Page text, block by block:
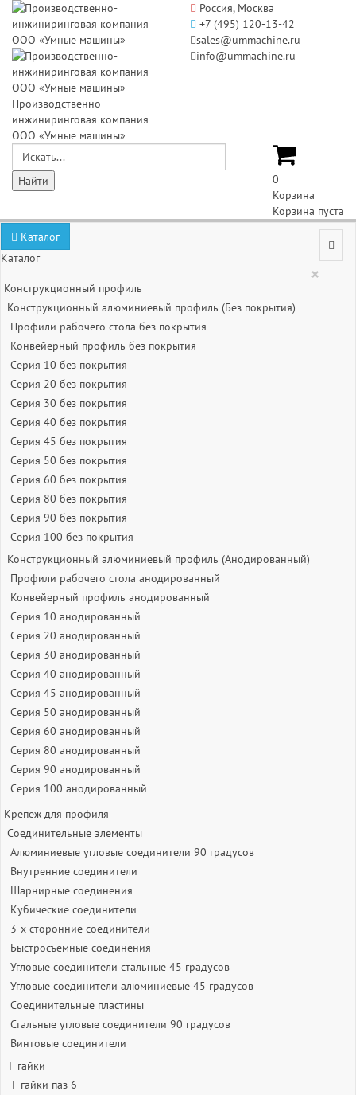
Производственно-
инжиниринговая компания
ООО «Умные машины»
Россия, Москва
+7 (495) 120-13-42
sales@ummachine.ru
info@ummachine.ru
0
Корзина
Корзина пуста
Каталог
Каталог
×
Конструкционный профиль
Конструкционный алюминиевый профиль (Без покрытия)
Профили рабочего стола без покрытия
Конвейерный профиль без покрытия
Серия 10 без покрытия
Серия 20 без покрытия
Серия 30 без покрытия
Серия 40 без покрытия
Серия 45 без покрытия
Серия 50 без покрытия
Серия 60 без покрытия
Серия 80 без покрытия
Серия 90 без покрытия
Серия 100 без покрытия
Конструкционный алюминиевый профиль (Анодированный)
Профили рабочего стола анодированный
Конвейерный профиль анодированный
Серия 10 анодированный
Серия 20 анодированный
Серия 30 анодированный
Серия 40 анодированный
Серия 45 анодированный
Серия 50 анодированный
Серия 60 анодированный
Серия 80 анодированный
Серия 90 анодированный
Серия 100 анодированный
Крепеж для профиля
Соединительные элементы
Алюминиевые угловые соединители 90 градусов
Внутренние соединители
Шарнирные соединения
Кубические соединители
3-х сторонние соединители
Быстросъемные соединения
Угловые соединители стальные 45 градусов
Угловые соединители алюминиевые 45 градусов
Соединительные пластины
Стальные угловые соединители 90 градусов
Винтовые соединители
Т-гайки
Т-гайки паз 6